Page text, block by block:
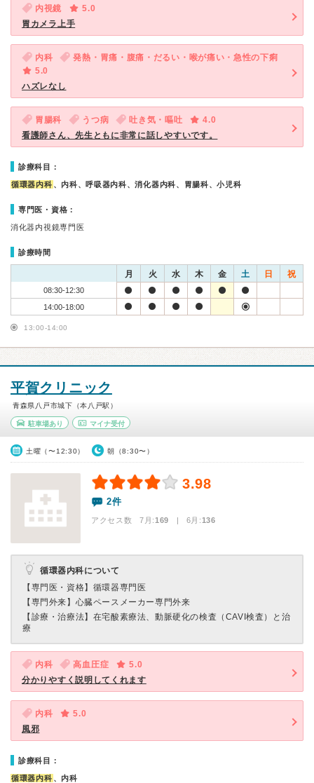
内視鏡
5.0
胃カメラ上手
内科
発熱・胃痛・腹痛・だるい・喉が痛い・急性の下痢
5.0
ハズレなし
胃腸科 うつ病 吐き気・嘔吐
4.0
看護師さん、先生ともに非常に話しやすいです。
診療科目：
循環器内科 、内科、呼吸器内科、消化器内科、胃腸科、小児科
専門医・資格：
消化器内視鏡専門医
診療時間
月 火 水 木 金 土 日 祝
08:30-12:30
14:00-18:00
13:00-14:00
平賀クリニック
青森県八戸市城下（本八戸駅）
駐車場あり マイナ受付
土曜（〜12:30） 朝（8:30〜）
3.98
2件
アクセス数 7月:169 | 6月:136
循環器内科について
【専門医・資格】 循環器専門医
【専門外来】 心臓ペースメーカー専門外来
【診療・治療法】 在宅酸素療法、動脈硬化の検査（CAVI検査）と治
療
内科 高血圧症
5.0
分かりやすく説明してくれます
内科
5.0
風邪
診療科目：
循環器内科 、内科